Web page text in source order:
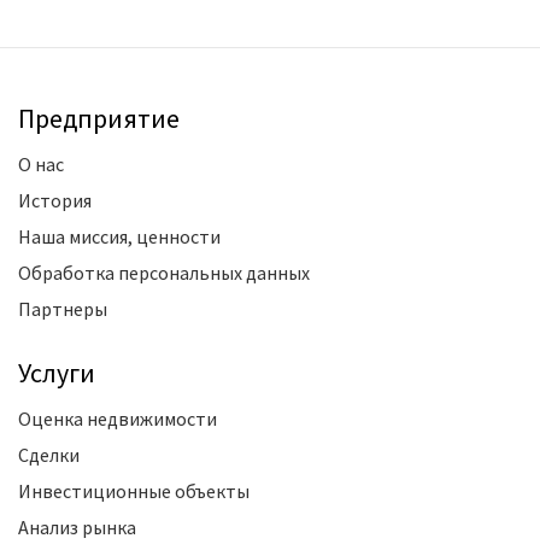
Предприятие
О нас
История
Наша миссия, ценности
Обработка персональных данных
Партнеры
Услуги
Оценка недвижимости
Сделки
Инвестиционные объекты
Анализ рынка